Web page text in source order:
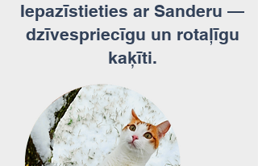
Iepazīstieties ar Sanderu —
dzīvespriecīgu un rotaļīgu
kaķīti.